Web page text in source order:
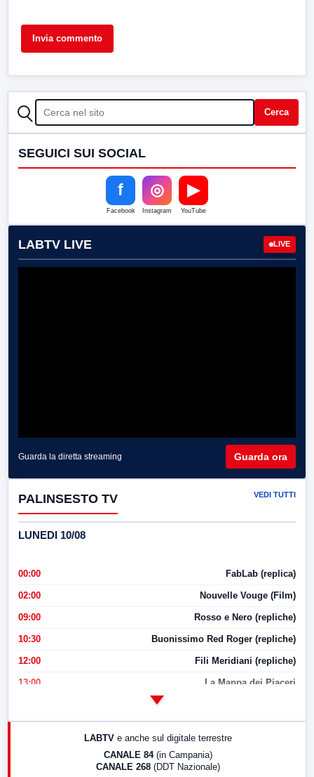
CERCA Cerca
SEGUICI SUI SOCIAL
f
Facebook
◎
Instagram
▶
YouTube
LABTV LIVE LIVE
Guarda la diretta streaming Guarda ora
PALINSESTO TV VEDI TUTTI
LUNEDI 10/08
00:00 FabLab (replica)
02:00 Nouvelle Vouge (Film)
09:00 Rosso e Nero (repliche)
10:30 Buonissimo Red Roger (repliche)
12:00 Fili Meridiani (repliche)
13:00 La Mappa dei Piaceri
17:00 LabNews (replica)
LABTV e anche sul digitale terrestre
CANALE 84 (in Campania)
CANALE 268 (DDT Nazionale)